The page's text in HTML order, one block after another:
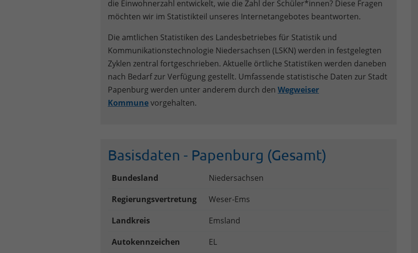
die Einwohnerzahl entwickelt, wie die Zahl der Schüler*innen? Diese Fragen
möchten wir im Statistikteil unseres Internetangebotes beantworten.
Die amtlichen Statistiken des Landesbetriebes für Statistik und
Kommunikationstechnologie Niedersachsen (LSKN) werden in festgelegten
Zyklen zentral fortgeschrieben. Aktuelle örtliche Statistiken werden daneben
nach Bedarf zur Verfügung gestellt. Umfassende statistische Daten zur Stadt
Papenburg werden unter anderem durch den Wegweiser
Kommunevorgehalten.
Basisdaten - Papenburg (Gesamt)
Bundesland
Niedersachsen
Regierungsvertretung
Weser-Ems
Landkreis
Emsland
Autokennzeichen
EL